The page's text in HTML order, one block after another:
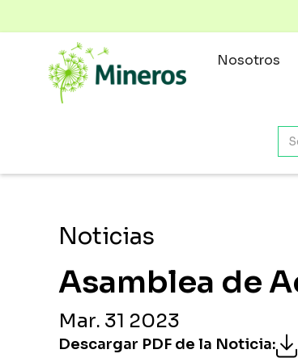
Nosotros
Noticias
Asamblea de
Mar. 31 2023
Descargar PDF de la Noticia: